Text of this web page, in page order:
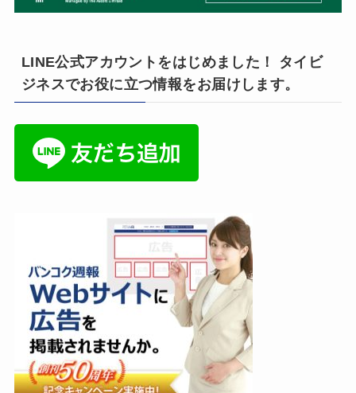
LINE公式アカウントをはじめました！ タイビ
ジネスでお役に立つ情報をお届けします。